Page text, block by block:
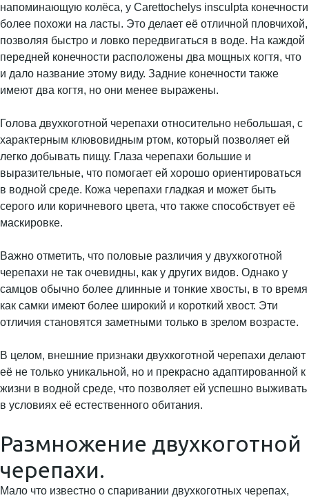
напоминающую колёса, у Carettochelys insculpta конечности
более похожи на ласты. Это делает её отличной пловчихой,
позволяя быстро и ловко передвигаться в воде. На каждой
передней конечности расположены два мощных когтя, что
и дало название этому виду. Задние конечности также
имеют два когтя, но они менее выражены.
Голова двухкоготной черепахи относительно небольшая, с
характерным клювовидным ртом, который позволяет ей
легко добывать пищу. Глаза черепахи большие и
выразительные, что помогает ей хорошо ориентироваться
в водной среде. Кожа черепахи гладкая и может быть
серого или коричневого цвета, что также способствует её
маскировке.
Важно отметить, что половые различия у двухкоготной
черепахи не так очевидны, как у других видов. Однако у
самцов обычно более длинные и тонкие хвосты, в то время
как самки имеют более широкий и короткий хвост. Эти
отличия становятся заметными только в зрелом возрасте.
В целом, внешние признаки двухкоготной черепахи делают
её не только уникальной, но и прекрасно адаптированной к
жизни в водной среде, что позволяет ей успешно выживать
в условиях её естественного обитания.
Размножение двухкоготной
черепахи.
Мало что известно о спаривании двухкоготных черепах,